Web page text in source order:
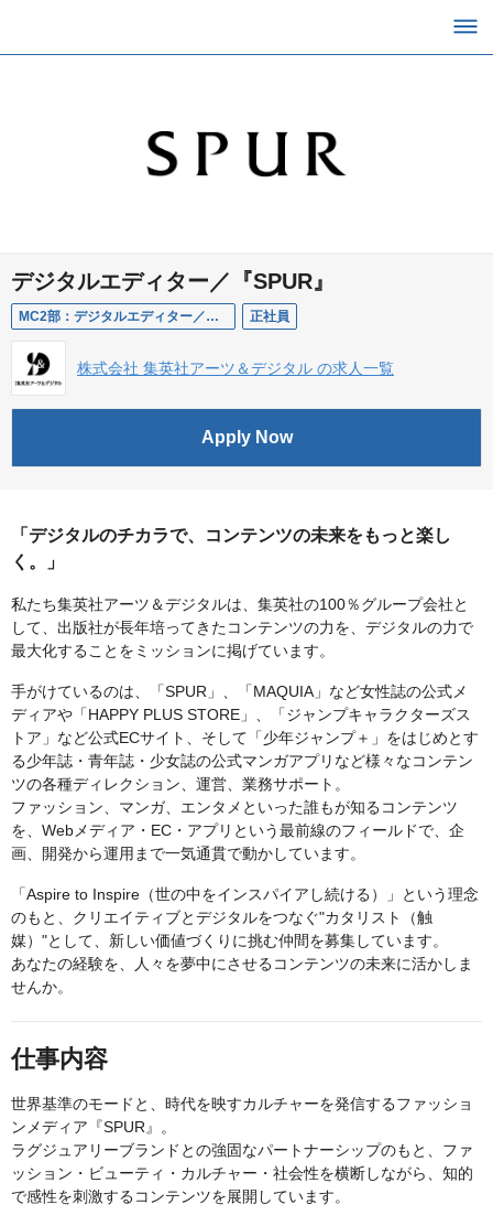
デジタルエディター／『SPUR』
MC2部：デジタルエディター／『SPUR』 正社員
株式会社 集英社アーツ＆デジタル の求人一覧
Apply Now
「デジタルのチカラで、コンテンツの未来をもっと楽し
く。」
私たち集英社アーツ＆デジタルは、集英社の100％グループ会社と
して、出版社が長年培ってきたコンテンツの力を、デジタルの力で
最大化することをミッションに掲げています。
手がけているのは、「SPUR」、「MAQUIA」など女性誌の公式メ
ディアや「HAPPY PLUS STORE」、「ジャンプキャラクターズス
トア」など公式ECサイト、そして「少年ジャンプ＋」をはじめとす
る少年誌・青年誌・少女誌の公式マンガアプリなど様々なコンテン
ツの各種ディレクション、運営、業務サポート。
ファッション、マンガ、エンタメといった誰もが知るコンテンツ
を、Webメディア・EC・アプリという最前線のフィールドで、企
画、開発から運用まで一気通貫で動かしています。
「Aspire to Inspire（世の中をインスパイアし続ける）」という理念
のもと、クリエイティブとデジタルをつなぐ"カタリスト（触
媒）"として、新しい価値づくりに挑む仲間を募集しています。
あなたの経験を、人々を夢中にさせるコンテンツの未来に活かしま
せんか。
仕事内容
世界基準のモードと、時代を映すカルチャーを発信するファッショ
ンメディア『SPUR』。
ラグジュアリーブランドとの強固なパートナーシップのもと、ファ
ッション・ビューティ・カルチャー・社会性を横断しながら、知的
で感性を刺激するコンテンツを展開しています。